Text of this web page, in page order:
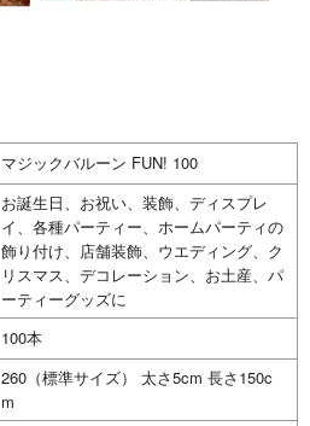
マジックバルーン FUN! 100
お誕生日、お祝い、装飾、ディスプレ
イ、各種パーティー、ホームパーティの
飾り付け、店舗装飾、ウエディング、ク
リスマス、デコレーション、お土産、パ
ーティーグッズに
100本
260（標準サイズ） 太さ5cm 長さ150c
m